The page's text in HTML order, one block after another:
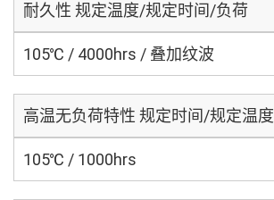
耐久性 规定温度/规定时间/负荷
105℃ / 4000hrs / 叠加纹波
高温无负荷特性 规定时间/规定温度
105℃ / 1000hrs